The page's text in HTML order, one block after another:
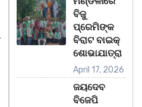
ବିଜୁ
ପ୍ରେମିଙ୍କ
ବିରାଟ ବାଇକ୍
ଶୋଭାଯାତ୍ରା
April 17, 2026
ଜୟଦେବ
ବିଜେପି